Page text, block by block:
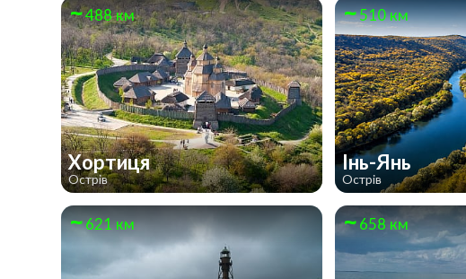
488 км
Хортиця
Острів
510 км
Інь-Янь
Острів
621 км 658 км